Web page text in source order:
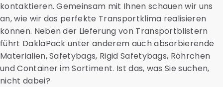
kontaktieren. Gemeinsam mit Ihnen schauen wir uns
an, wie wir das perfekte Transportklima realisieren
können. Neben der Lieferung von Transportblistern
führt DaklaPack unter anderem auch absorbierende
Materialien, Safetybags, Rigid Safetybags, Röhrchen
und Container im Sortiment. Ist das, was Sie suchen,
nicht dabei?